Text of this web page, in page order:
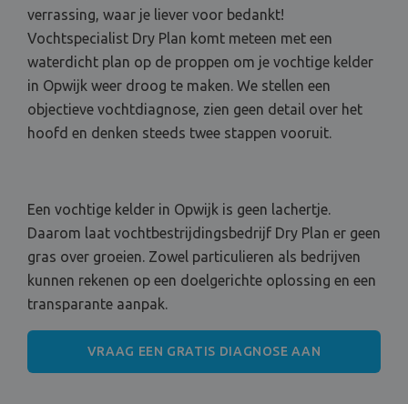
verrassing, waar je liever voor bedankt!
Vochtspecialist Dry Plan komt meteen met een
waterdicht plan op de proppen om je vochtige kelder
in Opwijk weer droog te maken. We stellen een
objectieve vochtdiagnose, zien geen detail over het
hoofd en denken steeds twee stappen vooruit.
Een vochtige kelder in Opwijk is geen lachertje.
Daarom laat vochtbestrijdingsbedrijf Dry Plan er geen
gras over groeien. Zowel particulieren als bedrijven
kunnen rekenen op een doelgerichte oplossing en een
transparante aanpak.
VRAAG EEN GRATIS DIAGNOSE AAN